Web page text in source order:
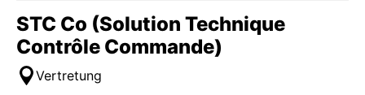
STC Co (Solution Technique
Contrôle Commande)
Vertretung